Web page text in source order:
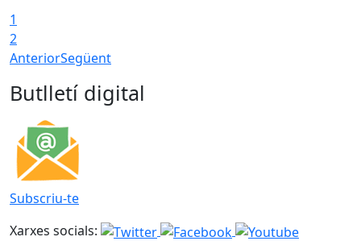
1
2
AnteriorSegüent
Butlletí digital
Subscriu-te
Xarxes socials: